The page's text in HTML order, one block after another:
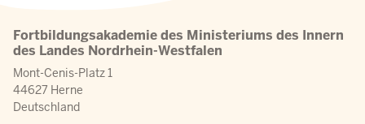
Fortbildungsakademie des Ministeriums des Innern
des Landes Nordrhein-Westfalen
Mont-Cenis-Platz 1
44627 Herne
Deutschland